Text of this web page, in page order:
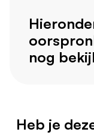
nog
Heb je